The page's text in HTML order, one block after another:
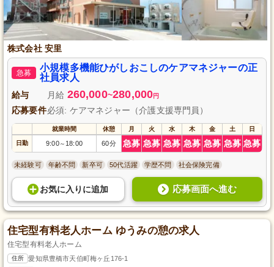
株式会社 安里
急募
小規模多機能ひがしおこしのケアマネジャーの正
社員求人
給与 月給 260,000~280,000円
応募要件必須: ケアマネジャー（介護支援専門員）
就業時間 休憩 月 火 水 木 金 土 日
日勤 9:00～ 18:00 60分 急募 急募 急募 急募 急募 急募 急募
未経験可 年齢不問 新卒可 50代活躍 学歴不問 社会保険完備
お気に入り に追加 応募画面へ進む
住宅型有料老人ホーム ゆうみの憩の求人
住宅型有料老人ホーム
住所 愛知県豊橋市天伯町梅ヶ丘176-1